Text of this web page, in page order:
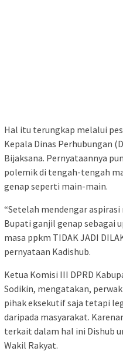
Hal itu terungkap melalui
Kepala Dinas Perhubungan
Bijaksana. Pernyataannya
polemik di tengah-tengah
genap seperti main-main.
“Setelah mendengar
Bupati ganjil genap sebagai
masa ppkm TIDAK JADI
pernyataan Kadishub.
Ketua Komisi III DPRD
Sodikin, mengatakan,
pihak eksekutif saja tetapi
daripada masyarakat.
terkait dalam hal ini Dishub
Wakil Rakyat.